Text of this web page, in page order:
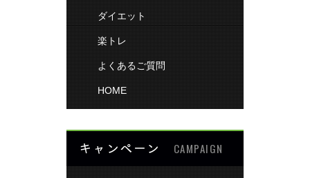
ダイエット
楽トレ
よくあるご質問
HOME
キャンペーン CAMPAIGN